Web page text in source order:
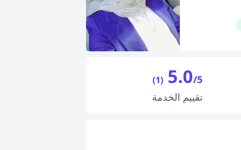
5.0/5
(1)
تقييم الخدمة